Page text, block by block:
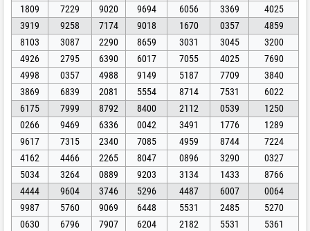
1809
7229 9020 9694 6056 3369
4025
3919
9258 7174 9018 1670 0357
4859
8103
3087 2290 8659 3031 3045
3200
4926
2795 6390 6017 7055 4025
7690
4998
0357 4988 9149 5187 7709
3840
3869
6839 2081 5554 8714 7531
6022
6175
7999 8792 8400 2112 0539
1250
0266
9469 6336 0042 3491 1776
1289
9617
7315 2340 7085 4959 8744
7224
4162
4466 2265 8047 0896 3290
0327
5034
3264 0889 9203 3134 1433
8766
4444
9604 3746 5296 4487 6007
0064
9987
5760 9069 6448 5531 2485
5270
0630
6796 7907 6204 2182 5531
5361